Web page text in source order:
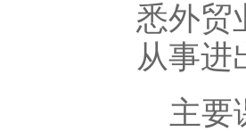
悉外贸
从事进
主要